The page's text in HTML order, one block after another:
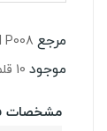
مرجع
موجود 10 قلم
مشخصات